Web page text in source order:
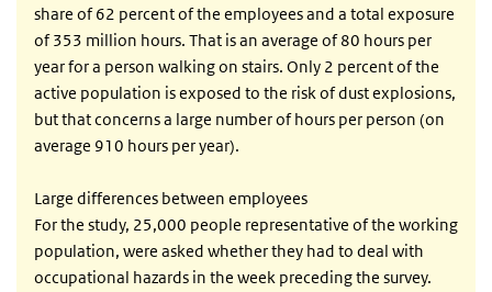
share of 62 percent of the employees and a total exposure
of 353 million hours. That is an average of 80 hours per
year for a person walking on stairs. Only 2 percent of the
active population is exposed to the risk of dust explosions,
but that concerns a large number of hours per person (on
average 910 hours per year).
Large differences between employees
For the study, 25,000 people representative of the working
population, were asked whether they had to deal with
occupational hazards in the week preceding the survey.